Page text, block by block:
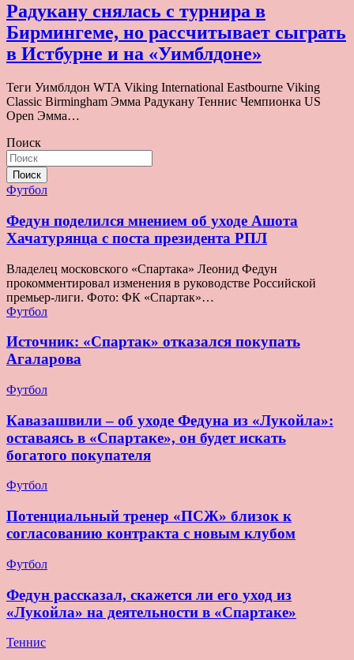
Радукану снялась с турнира в
Бирмингеме, но рассчитывает сыграть
в Истбурне и на «Уимблдоне»
Теги Уимблдон WTA Viking International Eastbourne Viking
Classic Birmingham Эмма Радукану Теннис Чемпионка US
Open Эмма…
Поиск
Поиск
Футбол
Федун поделился мнением об уходе Ашота
Хачатурянца с поста президента РПЛ
Владелец московского «Спартака» Леонид Федун
прокомментировал изменения в руководстве Российской
премьер-лиги. Фото: ФК «Спартак»…
Футбол
Источник: «Спартак» отказался покупать
Агаларова
Футбол
Кавазашвили – об уходе Федуна из «Лукойла»:
оставаясь в «Спартаке», он будет искать
богатого покупателя
Футбол
Потенциальный тренер «ПСЖ» близок к
согласованию контракта с новым клубом
Футбол
Федун рассказал, скажется ли его уход из
«Лукойла» на деятельности в «Спартаке»
Теннис